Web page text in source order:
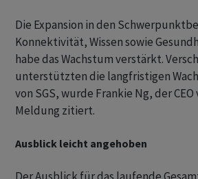
Die Expansion in den
Konnektivität, Wissen sowie
habe das Wachstum verstärkt.
unterstützten die langfristigen
von SGS, wurde Frankie Ng, der CEO
Meldung zitiert.
Ausblick leicht angehoben